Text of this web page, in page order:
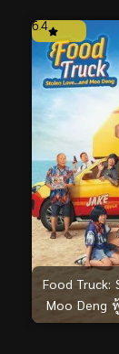
6.4
Food Truck:
Moo Deng
เ